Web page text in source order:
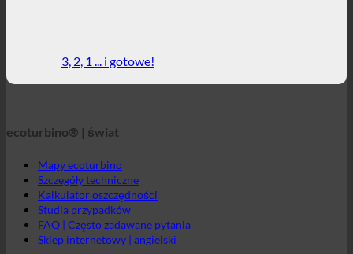
3, 2, 1 ... i gotowe!
ecoturbino® | świat
Mapy ecoturbino
Szczegóły techniczne
Kalkulator oszczędności
Studia przypadków
FAQ | Często zadawane pytania
Sklep internetowy | angielski